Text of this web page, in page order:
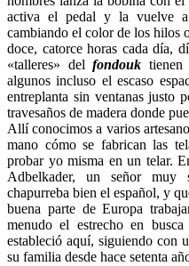
activa el pedal y la vuelve a
cambiando el color de los hilos
doce, catorce horas cada día,
«talleres» delfondouk
algunos incluso el escaso
entreplanta sin ventanas justo
travesaños de madera donde
Allí conocimos a varios
mano cómo se fabrican las
probar yo misma en un telar.
Adbelkader, un señor muy
chapurreba bien el español, y
buena parte de Europa
menudo el estrecho en
estableció aquí, siguiendo con
su familia desde hace setenta